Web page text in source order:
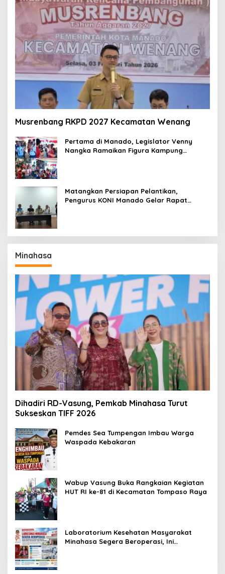
Musrenbang RKPD 2027 Kecamatan Wenang
Pertama di Manado, Legislator Venny
Nangka Ramaikan Figura Kampung
Matangkan Persiapan Pelantikan,
Pengurus KONI Manado Gelar Rapat
Minahasa
Dihadiri RD-Vasung, Pemkab Minahasa Turut
Sukseskan TIFF 2026
Pemdes Sea Tumpengan Imbau Warga
Waspada Kebakaran
Wabup Vasung Buka Rangkaian Kegiatan
HUT RI ke-81 di Kecamatan Tompaso Raya
Laboratorium Kesehatan Masyarakat
Minahasa Segera Beroperasi, Ini